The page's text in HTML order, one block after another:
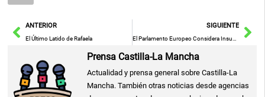
AntANTERIOR
El Último Latido de Rafaela
SIGUIENTE
El Parlamento Europeo Considera Insuficiente el Presupuesto Propuesto para Enfrentar los Desafíos de Europa
Prensa Castilla-La Mancha
Actualidad y prensa general sobre Castilla-La
Mancha. También otras noticias desde agencias